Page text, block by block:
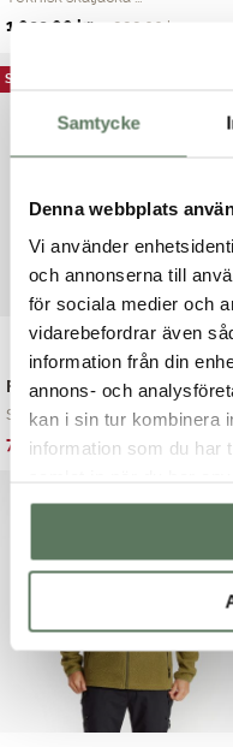
Samtycke
Denna webbplats
Vi använder
och annonserna till
för sociala medier och
vidarebefordrar även
information från din
annons- och
kan i sin tur kombinera
information som du har
1,999.00 kr
Det
priset
1,999.00 kr.
1,099.00 kr
Det
priset
1,099.00 kr.
Fusion Jacket
SOMMARREA
Snygg klassisk jac...
1,199.00kr
Det
799.00kr
Det